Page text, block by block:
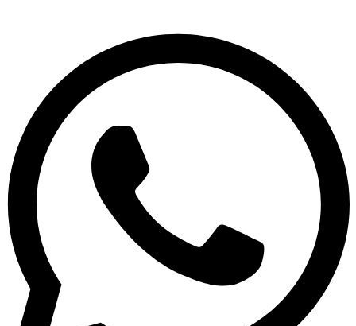
S/ 8.99.